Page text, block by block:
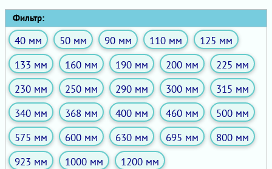
Фильтр:
40 мм 50 мм 90 мм 110 мм
125 мм
133 мм
160 мм 190 мм 200 мм
225 мм
230 мм
250 мм 290 мм 300 мм
315 мм
340 мм
368 мм 400 мм 460 мм
500 мм
575 мм
600 мм 630 мм 695 мм
800 мм
923 мм
1000 мм 1200 мм